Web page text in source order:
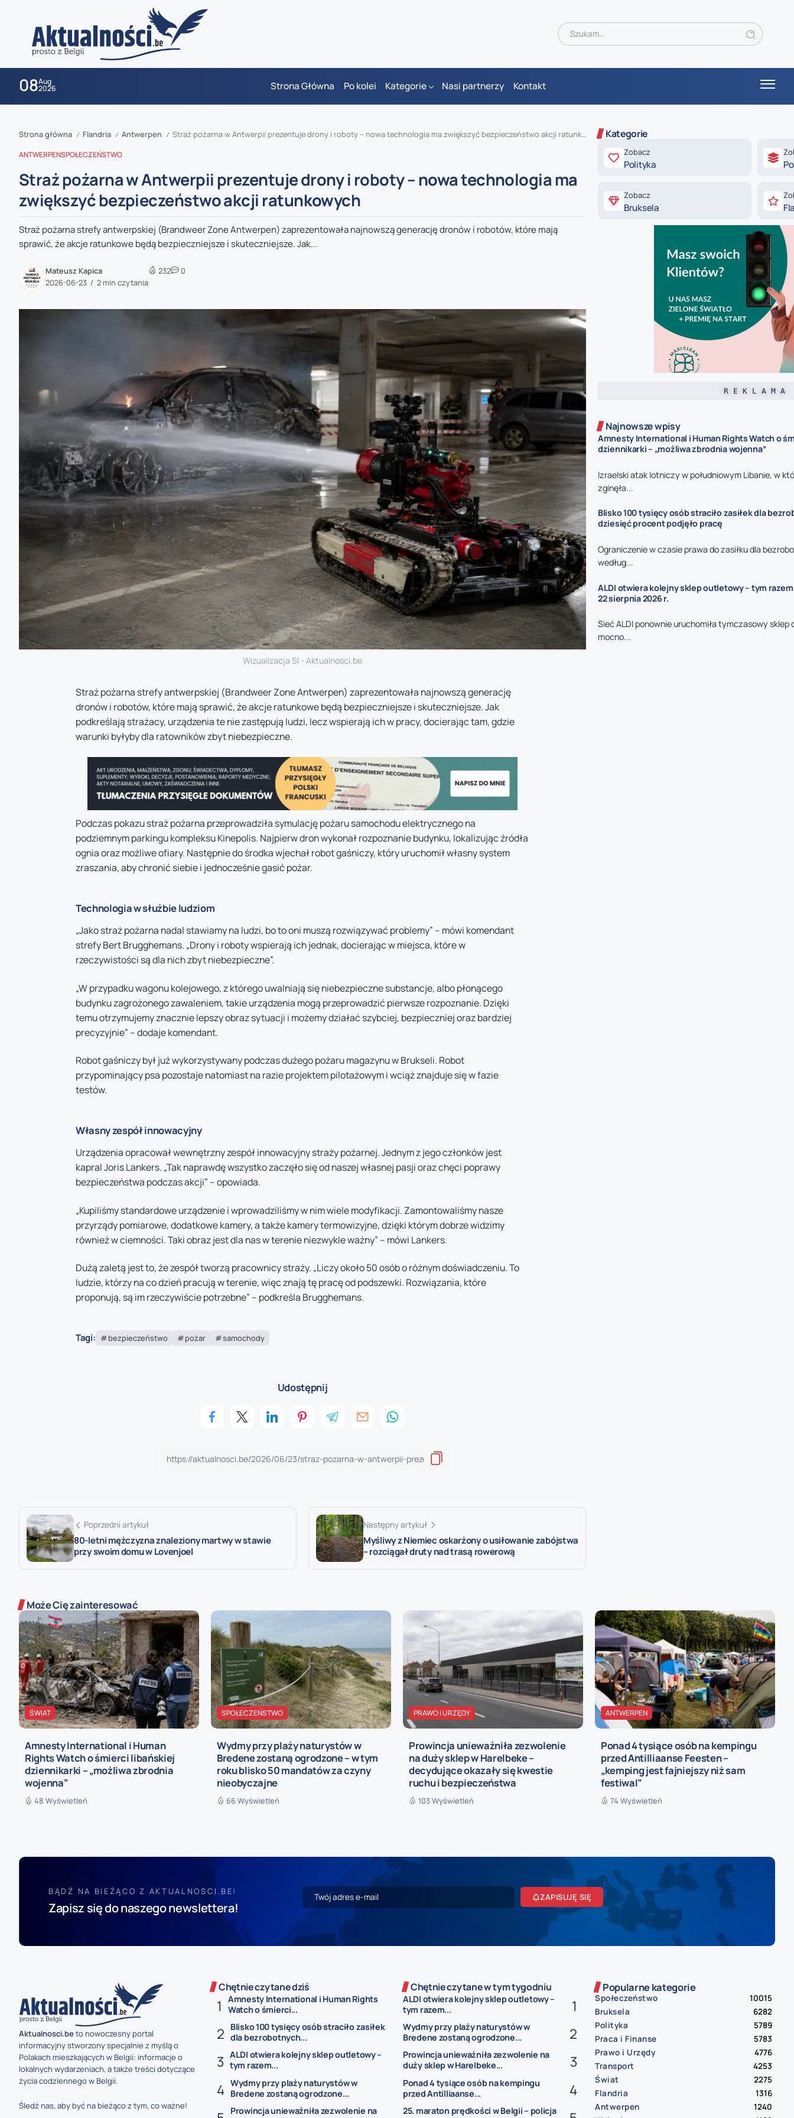
08Aug
2026 Strona Główna Po kolei Kategorie Nasi partnerzy Kontakt
zaobserwuj nas
zaobserwuj nas
zaobserwuj nas
Strona główna / Flandria / Antwerpen / Straż pożarna w Antwerpii prezentuje drony i roboty – nowa technologia ma zwiększyć bezpieczeństwo akcji ratunkowych
ANTWERPENSPOŁECZEŃSTWO
Straż pożarna w Antwerpii prezentuje drony i roboty – nowa technologia ma
zwiększyć bezpieczeństwo akcji ratunkowych
Straż pożarna strefy antwerpskiej (Brandweer Zone Antwerpen) zaprezentowała najnowszą generację dronów i robotów, które mają
sprawić, że akcje ratunkowe będą bezpieczniejsze i skuteczniejsze. Jak...
Mateusz Kapica
2026-06-23
2 min czytania
232 0
Wizualizacja SI - Aktualnosci.be
Straż pożarna strefy antwerpskiej (Brandweer Zone Antwerpen) zaprezentowała najnowszą generację
dronów i robotów, które mają sprawić, że akcje ratunkowe będą bezpieczniejsze i skuteczniejsze. Jak
podkreślają strażacy, urządzenia te nie zastępują ludzi, lecz wspierają ich w pracy, docierając tam, gdzie
warunki byłyby dla ratowników zbyt niebezpieczne.
Podczas pokazu straż pożarna przeprowadziła symulację pożaru samochodu elektrycznego na
podziemnym parkingu kompleksu Kinepolis. Najpierw dron wykonał rozpoznanie budynku, lokalizując źródła
ognia oraz możliwe ofiary. Następnie do środka wjechał robot gaśniczy, który uruchomił własny system
zraszania, aby chronić siebie i jednocześnie gasić pożar.
Technologia w służbie ludziom
„Jako straż pożarna nadal stawiamy na ludzi, bo to oni muszą rozwiązywać problemy” – mówi komendant
strefy Bert Brugghemans. „Drony i roboty wspierają ich jednak, docierając w miejsca, które w
rzeczywistości są dla nich zbyt niebezpieczne”.
„W przypadku wagonu kolejowego, z którego uwalniają się niebezpieczne substancje, albo płonącego
budynku zagrożonego zawaleniem, takie urządzenia mogą przeprowadzić pierwsze rozpoznanie. Dzięki
temu otrzymujemy znacznie lepszy obraz sytuacji i możemy działać szybciej, bezpieczniej oraz bardziej
precyzyjnie” – dodaje komendant.
Robot gaśniczy był już wykorzystywany podczas dużego pożaru magazynu w Brukseli. Robot
przypominający psa pozostaje natomiast na razie projektem pilotażowym i wciąż znajduje się w fazie
testów.
Własny zespół innowacyjny
Urządzenia opracował wewnętrzny zespół innowacyjny straży pożarnej. Jednym z jego członków jest
kapral Joris Lankers. „Tak naprawdę wszystko zaczęło się od naszej własnej pasji oraz chęci poprawy
bezpieczeństwa podczas akcji” – opowiada.
„Kupiliśmy standardowe urządzenie i wprowadziliśmy w nim wiele modyfikacji. Zamontowaliśmy nasze
przyrządy pomiarowe, dodatkowe kamery, a także kamery termowizyjne, dzięki którym dobrze widzimy
również w ciemności. Taki obraz jest dla nas w terenie niezwykle ważny” – mówi Lankers.
Dużą zaletą jest to, że zespół tworzą pracownicy straży. „Liczy około 50 osób o różnym doświadczeniu. To
ludzie, którzy na co dzień pracują w terenie, więc znają tę pracę od podszewki. Rozwiązania, które
proponują, są im rzeczywiście potrzebne” – podkreśla Brugghemans.
Tagi: bezpieczeństwo pożar samochody
Udostępnij
Poprzedni artykuł
80-letni mężczyzna znaleziony martwy w stawie
przy swoim domu w Lovenjoel
Następny artykuł
Myśliwy z Niemiec oskarżony o usiłowanie zabójstwa
– rozciągał druty nad trasą rowerową
Kategorie
Zobacz
Polityka
Zobacz
Bruksela
R E K L A M A
Najnowsze wpisy
Amnesty International i Human Rights Watch o
dziennikarki – „możliwa zbrodnia wojenna”
Izraelski atak lotniczy w południowym Libanie, w
zginęła...
Blisko 100 tysięcy osób straciło zasiłek dla
dziesięć procent podjęło pracę
Ograniczenie w czasie prawa do zasiłku dla
według...
ALDI otwiera kolejny sklep outletowy – tym razem
22 sierpnia 2026 r.
Sieć ALDI ponownie uruchomiła tymczasowy
mocno...
Może Cię zainteresować
ŚWIAT
Amnesty International i Human
Rights Watch o śmierci libańskiej
dziennikarki – „możliwa zbrodnia
wojenna”
48 Wyświetleń
SPOŁECZEŃSTWO
Wydmy przy plaży naturystów w
Bredene zostaną ogrodzone – w tym
roku blisko 50 mandatów za czyny
nieobyczajne
66 Wyświetleń
PRAWO I URZĘDY
Prowincja unieważniła zezwolenie
na duży sklep w Harelbeke –
decydujące okazały się kwestie
ruchu i bezpieczeństwa
103 Wyświetleń
ANTWERPEN
Ponad 4 tysiące osób na kempingu
przed Antilliaanse Feesten –
„kemping jest fajniejszy niż sam
festiwal”
74 Wyświetleń
BĄDŹ NA BIEŻĄCO Z AKTUALNOSCI.BE!
Zapisz się do naszego newslettera!
ZAPISUJĘ SIĘ
Aktualnosci.beto nowoczesny portal
informacyjny stworzony specjalnie z myślą o
Polakach mieszkających w Belgii: informacje o
lokalnych wydarzeniach, a także treści dotyczące
życia codziennego w Belgii.
Śledź nas, aby być na bieżąco z tym, co ważne!
Chętnie czytane dziś
Amnesty International i Human Rights
Watch o śmierci...
Blisko 100 tysięcy osób straciło zasiłek
dla bezrobotnych...
ALDI otwiera kolejny sklep outletowy –
tym razem...
Wydmy przy plaży naturystów w
Bredene zostaną ogrodzone...
Prowincja unieważniła zezwolenie na
Chętnie czytane w tym tygodniu
ALDI otwiera kolejny sklep outletowy –
tym razem...
Wydmy przy plaży naturystów w
Bredene zostaną ogrodzone...
Prowincja unieważniła zezwolenie na
duży sklep w Harelbeke...
Ponad 4 tysiące osób na kempingu
przed Antilliaanse...
25. maraton prędkości w Belgii – policja
Popularne kategorie
Społeczeństwo
10015
Bruksela
6282
Polityka
5789
Praca i Finanse
5783
Prawo i Urzędy
4776
Transport
4253
Świat
2275
Flandria
1316
Antwerpen
1240